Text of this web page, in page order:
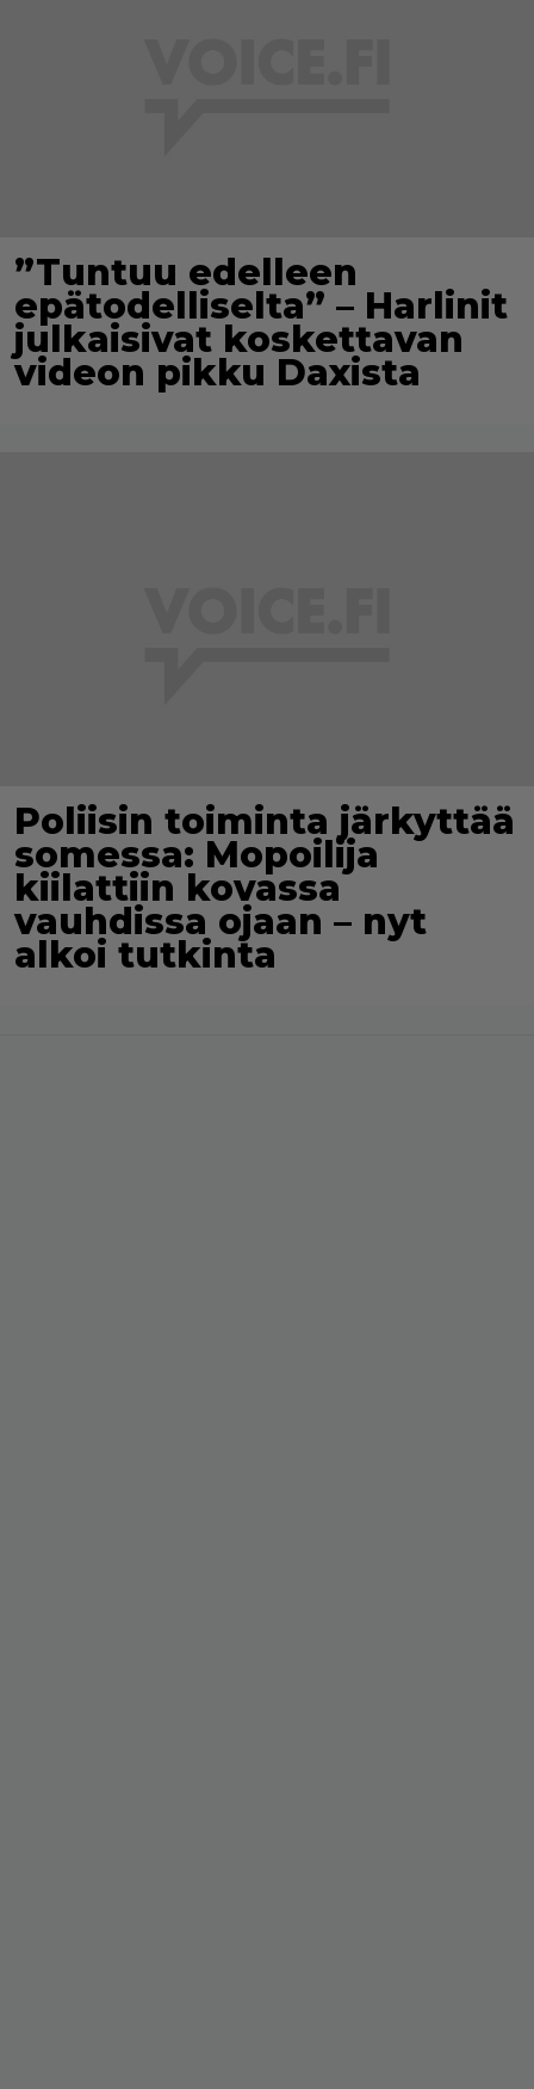
”Tuntuu edelleen
epätodelliselta” – Harlinit
julkaisivat koskettavan
videon pikku Daxista
Poliisin toiminta järkyttää
somessa: Mopoilija
kiilattiin kovassa
vauhdissa ojaan – nyt
alkoi tutkinta